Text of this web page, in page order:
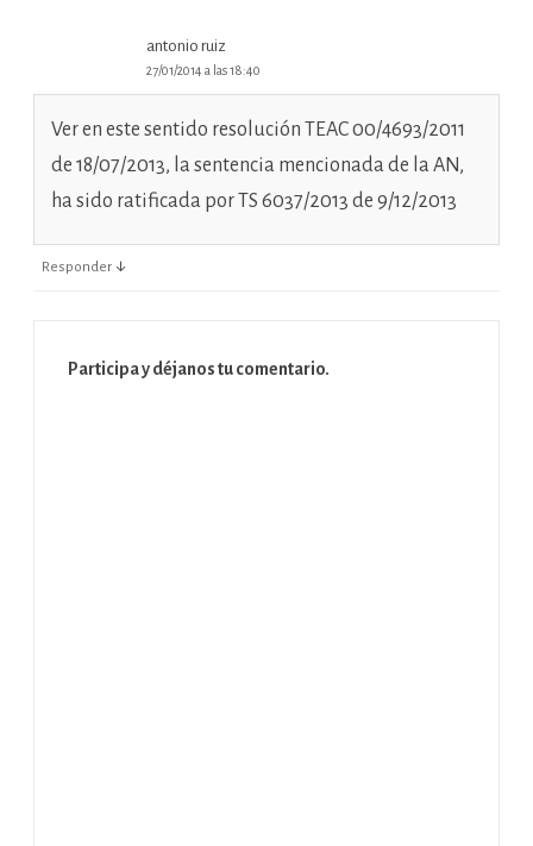
antonio ruiz
27/01/2014 a las 18:40
Ver en este sentido resolución TEAC 00/4693/2011
de 18/07/2013, la sentencia mencionada de la AN,
ha sido ratificada por TS 6037/2013 de 9/12/2013
Responder ↓
Participa y déjanos tu comentario.